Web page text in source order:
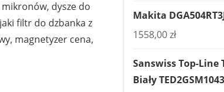
mikronów, dysze do
jaki filtr do dzbanka z
, magnetyzer cena,
Makita
1558,00zł
Sanswiss Top-Line
Biały